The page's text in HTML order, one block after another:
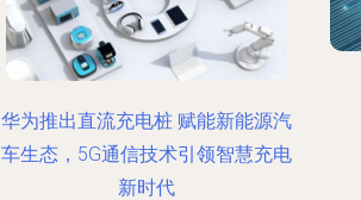
华为推出直流充电桩 赋能新能源汽
车生态，5G通信技术引领智慧充电
新时代